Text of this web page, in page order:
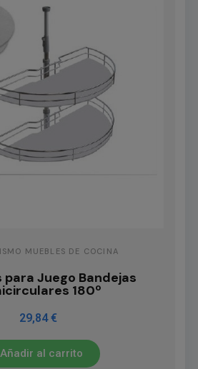
MUEBLES DE COCINA
para Juego Bandejas
180º
29,84 €
Añadir al carrito